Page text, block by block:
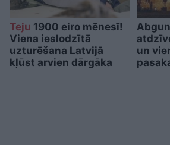
Teju 1900 eiro mēnesī!
Viena ieslodzītā
uzturēšana Latvijā
kļūst arvien dārgāka
un